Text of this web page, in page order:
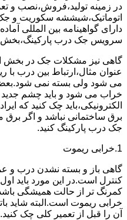
در زمینه تولید،فروش،نصب و
اتوماتیک،شیششه سکوریت و
دارای گواهینامه بین المللی
سرویس جک درب پارکینگ،بخش
گاهی نیز مشکلات جک در بخش
عنوان مثال،ارتباط بین درب با
می شود ولی بسته نمی
خراب می شود و باید چشم
الکترونیکی،باید چک کنید که
برق ساختمانی نباشد و اگر
جک درب پارکینگ کنید.
1.خرابی ریموت
گاهی باز و بسته نشدن درب و
کنترل است.در این مورد باید
کمرنگ تر از حالت همیشگی
خرابی ریموت است.البته شاید
آن را قبل از تعمیر کلی چک کنید.